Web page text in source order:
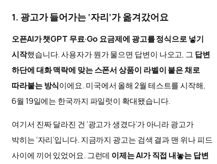
1. 광고가 들어가는 ‘자리’가 옮겨갔어요
오픈AI가 챗GPT 무료·Go 요금제에 광고를 정식으로 넣기
시작했습니다. 사용자가 뭔가 물으면 답변이 나오고, 그 답변
하단에 대화 맥락에 맞는 스폰서 상품이 라벨이 붙은 채로
따라붙는 방식이에요. 미국에서 올해 2월 테스트를 시작해,
6월 19일에는 한국까지 파일럿이 확대됐습니다.
여기서 진짜 달라진 건 ‘광고가 생겼다’가 아니라 광고가
박히는 ‘자리’입니다. 지금까지 광고는 검색 결과 맨 위나 피드
사이에 끼어 있었어요. 그런데 이제는 AI가 직접 내놓는 답변